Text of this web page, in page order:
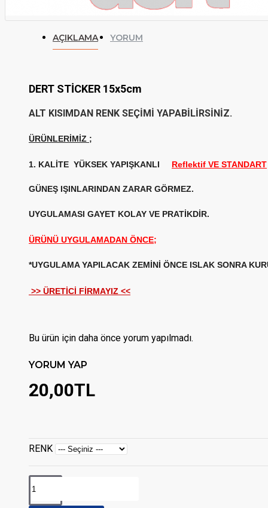
AÇIKLAMA YORUM
DERT STİCKER 15x5cm
ALT KISIMDAN RENK SEÇİMİ YAPABİLİRSİNİZ.
ÜRÜNLERİMİZ ;
1. KALİTE YÜKSEK YAPIŞKANLI Reflektif VE STANDART
GÜNEŞ IŞINLARINDAN ZARAR GÖRMEZ.
UYGULAMASI GAYET KOLAY VE PRATİKDİR.
ÜRÜNÜ UYGULAMADAN ÖNCE;
*UYGULAMA YAPILACAK ZEMİNİ ÖNCE ISLAK SONRA
>> ÜRETİCİ FİRMAYIZ <<
Bu ürün için daha önce yorum yapılmadı.
YORUM YAP
20,00TL
RENK